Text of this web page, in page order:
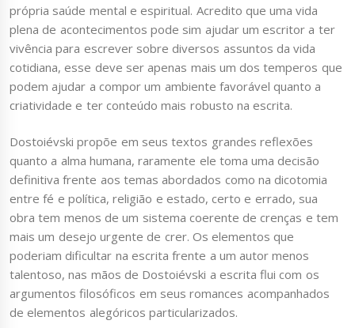
própria saúde mental e espiritual. Acredito que uma vida
plena de acontecimentos pode sim ajudar um escritor a ter
vivência para escrever sobre diversos assuntos da vida
cotidiana, esse deve ser apenas mais um dos temperos que
podem ajudar a compor um ambiente favorável quanto a
criatividade e ter conteúdo mais robusto na escrita.
Dostoiévski propõe em seus textos grandes reflexões
quanto a alma humana, raramente ele toma uma decisão
definitiva frente aos temas abordados como na dicotomia
entre fé e política, religião e estado, certo e errado, sua
obra tem menos de um sistema coerente de crenças e tem
mais um desejo urgente de crer. Os elementos que
poderiam dificultar na escrita frente a um autor menos
talentoso, nas mãos de Dostoiévski a escrita flui com os
argumentos filosóficos em seus romances acompanhados
de elementos alegóricos particularizados.